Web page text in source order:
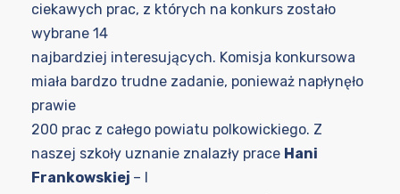
ciekawych prac, z których na konkurs zostało
wybrane 14
najbardziej interesujących. Komisja konkursowa
miała bardzo trudne zadanie, ponieważ napłynęło
prawie
200 prac z całego powiatu polkowickiego. Z
naszej szkoły uznanie znalazły prace Hani
Frankowskiej – I